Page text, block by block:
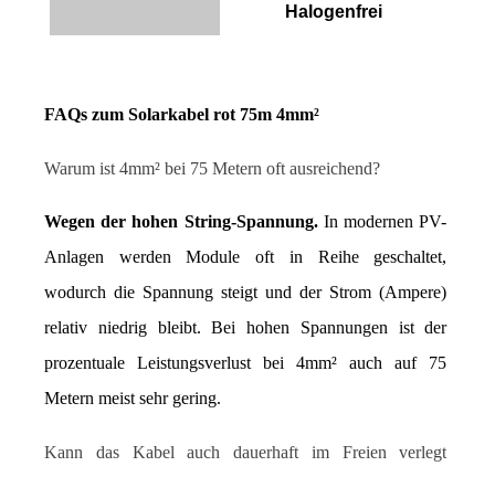
Halogenfrei
FAQs zum Solarkabel rot 75m 4mm²
Warum ist 4mm² bei 75 Metern oft ausreichend?
Wegen der hohen String-Spannung. In modernen PV-
Anlagen werden Module oft in Reihe geschaltet,
wodurch die Spannung steigt und der Strom (Ampere)
relativ niedrig bleibt. Bei hohen Spannungen ist der
prozentuale Leistungsverlust bei 4mm² auch auf 75
Metern meist sehr gering.
Kann das Kabel auch dauerhaft im Freien verlegt